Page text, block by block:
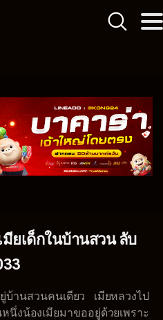
มียเด็กในบ้านสวน ลับ
บ้านสวนคนเดียว เมียหลวงไป
งน้องเมียมาขออยู่ด้วยเพราะ